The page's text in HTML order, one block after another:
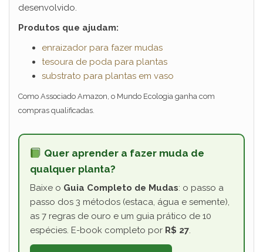
desenvolvido.
Produtos que ajudam:
enraizador para fazer mudas
tesoura de poda para plantas
substrato para plantas em vaso
Como Associado Amazon, o Mundo Ecologia ganha com
compras qualificadas.
Quer aprender a fazer muda de
qualquer planta?
Baixe o Guia Completo de Mudas: o passo a
passo dos 3 métodos (estaca, água e semente),
as 7 regras de ouro e um guia prático de 10
espécies. E-book completo por R$ 27.